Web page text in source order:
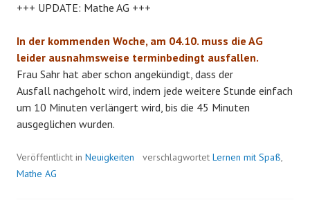
+++ UPDATE: Mathe AG +++
In der kommenden Woche, am 04.10. muss die AG
leider ausnahmsweise terminbedingt ausfallen.
Frau Sahr hat aber schon angekündigt, dass der
Ausfall nachgeholt wird, indem jede weitere Stunde einfach
um 10 Minuten verlängert wird, bis die 45 Minuten
ausgeglichen wurden.
Veröffentlicht in Neuigkeiten verschlagwortet Lernen mit Spaß,
Mathe AG